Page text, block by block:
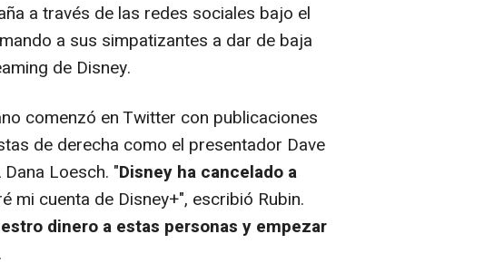
a través de las redes sociales bajo el
a sus simpatizantes a dar de baja
de Disney.
comenzó en Twitter con publicaciones
de derecha como el presentador Dave
Loesch. "Disney ha cancelado a
mi cuenta de Disney+", escribió Rubin.
dinero a estas personas y empezar